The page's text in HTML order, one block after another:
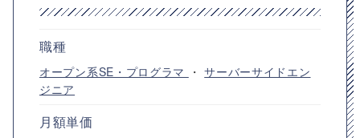
職種
オープン系SE・プログラマ ・サーバーサイドエン
ジニア
月額単価